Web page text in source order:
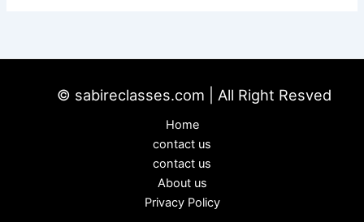
© sabireclasses.com | All Right Resved
Home
contact us
contact us
About us
Privacy Policy